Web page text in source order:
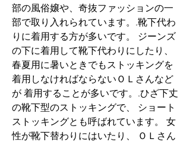
部の風俗嬢や、奇抜ファッションの一
部で取り入れられています。.靴下代わ
りに着用する方が多いです。 ジーンズ
の下に着用して靴下代わりにしたり、
春夏用に暑いときでもストッキングを
着用しなければならないＯＬさんなど
が 着用することが多いです。.ひざ下丈
の靴下型のストッキングで、 ショート
ストッキングとも呼ばれています。 女
性が靴下替わりにはいたり、 ＯＬさん